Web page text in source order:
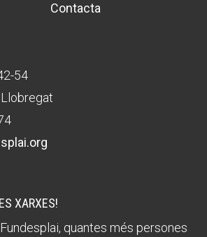
Contacta
54
XARXES!
quantes més persones